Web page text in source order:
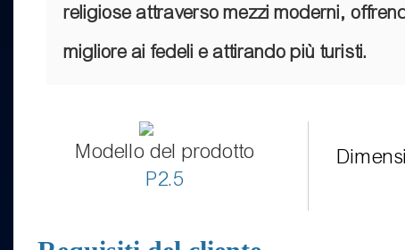
religiose attraverso mezzi moderni,
migliore ai fedeli e attirando più turisti.
Modello del prodotto
P2.5